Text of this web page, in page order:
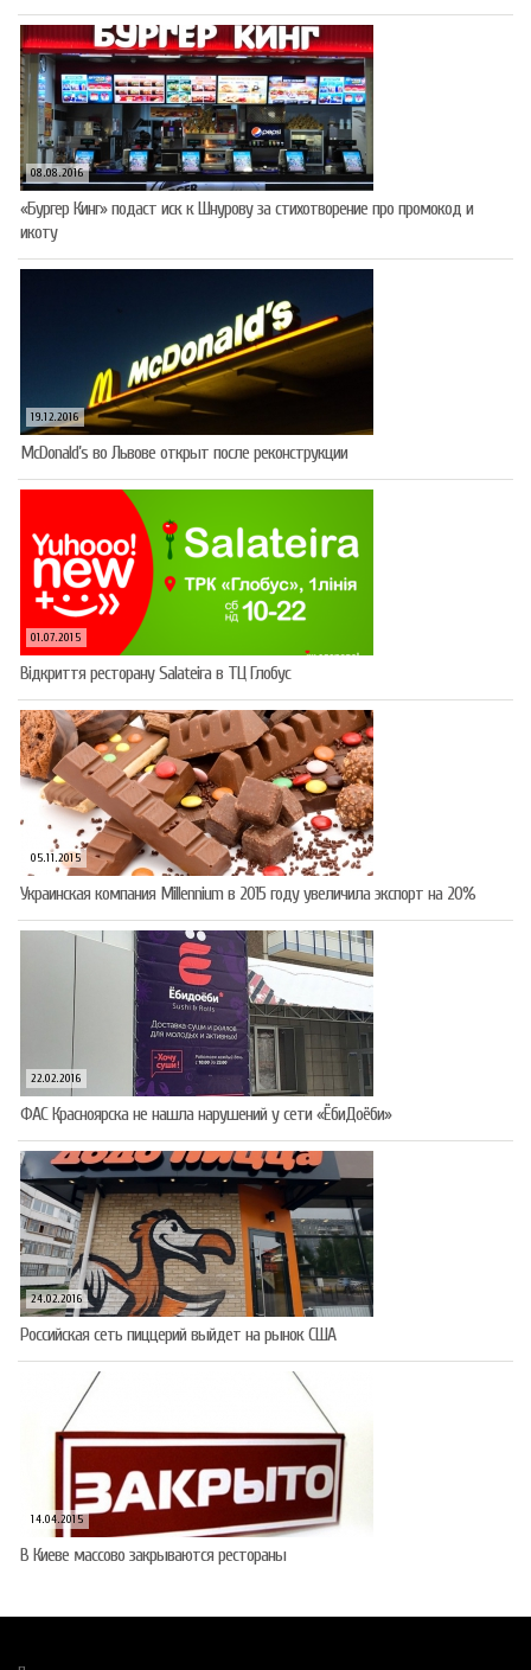
08.08.2016
«Бургер Кинг» подаст иск к Шнурову за стихотворение про промокод и
икоту
19.12.2016
McDonald’s во Львове открыт после реконструкции
01.07.2015
Відкриття ресторану Salateirа в ТЦ Глобус
05.11.2015
Украинская компания Millennium в 2015 году увеличила экспорт на 20%
22.02.2016
ФАС Красноярска не нашла нарушений у сети «ЁбиДоёби»
24.02.2016
Российская сеть пиццерий выйдет на рынок США
14.04.2015
В Киеве массово закрываются рестораны